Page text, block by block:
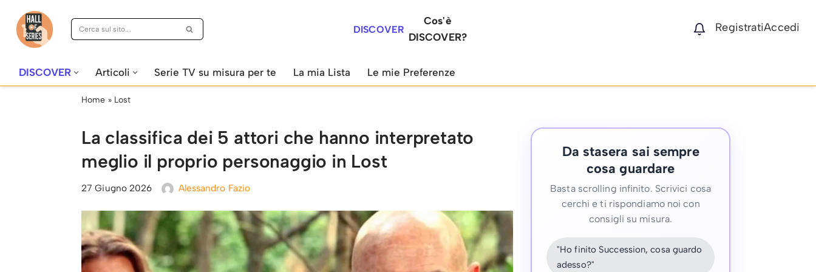
Vai
DISCOVER
Cos'è
DISCOVER?
RegistratiAccedi
DISCOVER Articoli Serie TV su misura per te La mia Lista Le mie Preferenze
Home » Lost
La classifica dei 5 attori che hanno interpretato
meglio il proprio personaggio in Lost
27 Giugno 2026 Alessandro Fazio
Da stasera sai sempre
cosa guardare
Basta scrolling infinito. Scrivici cosa
cerchi e ti rispondiamo noi con
consigli su misura.
"Ho finito Succession, cosa guardo
adesso?"